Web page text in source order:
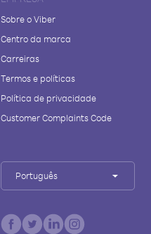
Sobre o Viber
Centro da marca
Carreiras
Termos e políticas
Política de privacidade
Customer Complaints Code
Português